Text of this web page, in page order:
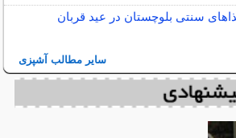
سنتی بلوچستان در عید قربان
سایر مطالب آشپزی